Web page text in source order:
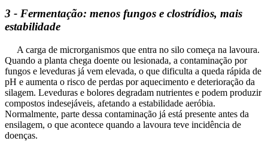
3 - Fermentação: menos fungos e clostrídios, mais
estabilidade
A carga de microrganismos que entra no silo começa na lavoura.
Quando a planta chega doente ou lesionada, a contaminação por
fungos e leveduras já vem elevada, o que dificulta a queda rápida de
pH e aumenta o risco de perdas por aquecimento e deterioração da
silagem. Leveduras e bolores degradam nutrientes e podem produzir
compostos indesejáveis, afetando a estabilidade aeróbia.
Normalmente, parte dessa contaminação já está presente antes da
ensilagem, o que acontece quando a lavoura teve incidência de
doenças.